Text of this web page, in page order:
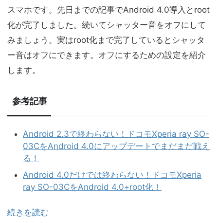
スマホです。先日までの記事でAndroid 4.0導入とroot
化が完了しました。続いてシャッター音をオフにして
みましょう。実はroot化まで完了しているとシャッタ
ー音はオフにできます。オフにするための設定を紹介
します。
参考記事
Android 2.3で終わらない！ドコモXperia ray SO-
03CをAndroid 4.0にアップデートでまだまだ戦え
る！
Android 4.0だけでは終わらない！ドコモXperia
ray SO-03CをAndroid 4.0+root化！
続きを読む